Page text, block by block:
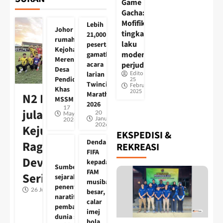
N2 Hornets
julang Piala
Kejuaraan
Ragbi Eagles
Development
Series 2026
26 June 2026
Johor tuan
rumah
Kejohanan
Merentas
Desa
Pendidikan
Khas
MSSM 2026
17
May
2026
Lebih
21,000
peserta
gamatkan
acara
larian
Twincity
Marathon
2026
20
January
2026
Sumber
sejarah
penentu
naratif
pembangunan
dunia sukan
Denda
FIFA
kepada
FAM
musibah
besar,
calar
imej
Game
Gacha:
Mofifikasi
tingkah
laku
moden
perjudian?
Editor
25
February
2025
EKSPEDISI &
REKREASI